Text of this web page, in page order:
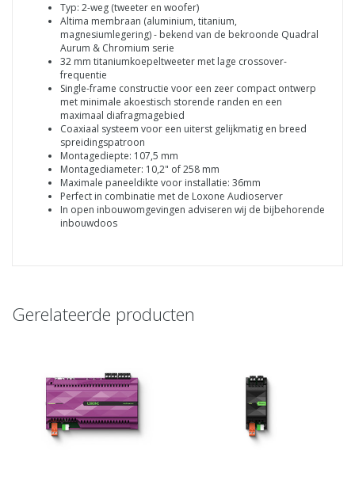
Typ: 2-weg (tweeter en woofer)
Altima membraan (aluminium, titanium,
magnesiumlegering) - bekend van de bekroonde Quadral
Aurum & Chromium serie
32 mm titaniumkoepeltweeter met lage crossover-
frequentie
Single-frame constructie voor een zeer compact ontwerp
met minimale akoestisch storende randen en een
maximaal diafragmagebied
Coaxiaal systeem voor een uiterst gelijkmatig en breed
spreidingspatroon
Montagediepte: 107,5 mm
Montagediameter: 10,2" of 258 mm
Maximale paneeldikte voor installatie: 36mm
Perfect in combinatie met de Loxone Audioserver
In open inbouwomgevingen adviseren wij de bijbehorende
inbouwdoos
Gerelateerde producten